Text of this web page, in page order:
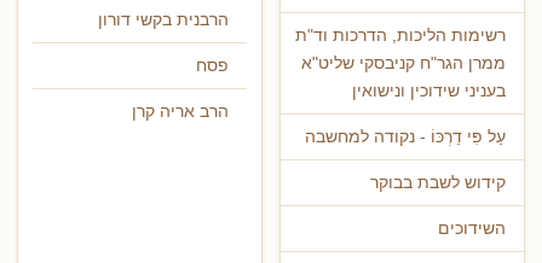
רשימות הליכות, הדרכות וד"ת
ממרן הגר"ח קניבסקי שליט"א
בעניני שידוכין ונישואין
עַל פִּי דַרְכּוֹ - נקודה למחשבה
קידוש לשבת בבוקר
השידוכים
הרבנית בקשי דורון
פסח
הרב אריה קרן